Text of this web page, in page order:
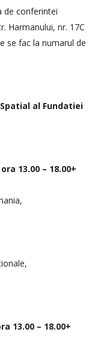
de conferintei
Harmanului, nr. 17C
se fac la numarul de
al Fundatiei
13.00 – 18.00+
13.00 – 18.00+